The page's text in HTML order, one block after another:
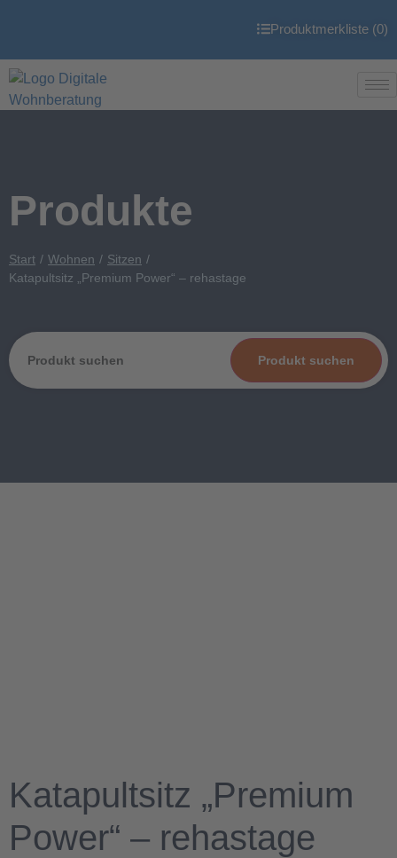
Produktmerkliste (0)
Produkte
Start Wohnen
Sitzen
Katapultsitz „Premium Power“ – rehastage
Produkt suchen
Katapultsitz „Premium
Power“ – rehastage